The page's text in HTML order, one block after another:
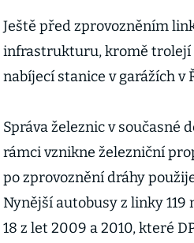
Ještě před zprovozněním
infrastrukturu, kromě trolejí
nabíjecí stanice v garážích v
Správa železnic v současné
rámci vznikne železniční
po zprovoznění dráhy
Nynější autobusy z linky
18 z let 2009 a 2010, které